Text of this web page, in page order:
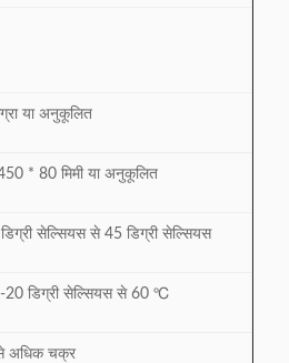
या अनुकूलित
* 80 मिमी या अनुकूलित
डिग्री सेल्सियस से 45 डिग्री सेल्सियस
-20 डिग्री सेल्सियस से 60 ℃
अधिक चक्र